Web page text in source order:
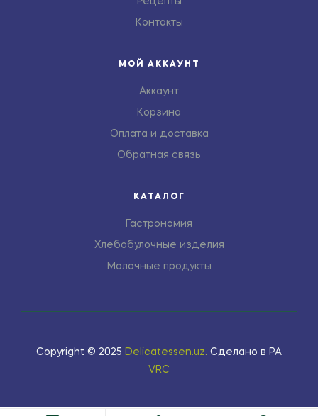
Контакты
МОЙ АККАУНТ
Аккаунт
Корзина
Оплата и доставка
Обратная связь
КАТАЛОГ
Гастрономия
Хлебобулочные изделия
Молочные продукты
Copyright © 2025 Delicatessen.uz. Сделано в РА
VRC